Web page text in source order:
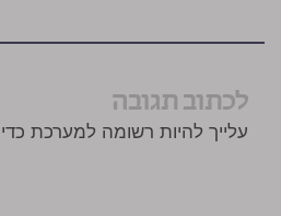
לכתוב תגובה
עלייך להיות רשומה למערכת